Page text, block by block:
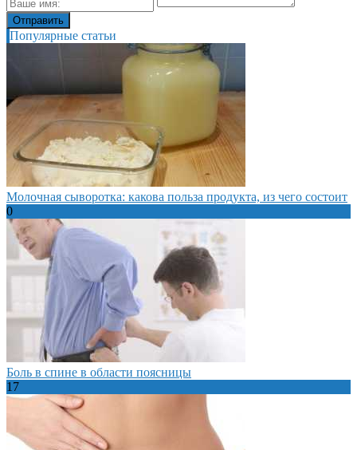
Популярные статьи
Молочная сыворотка: какова польза продукта, из чего состоит
0
Боль в спине в области поясницы
17